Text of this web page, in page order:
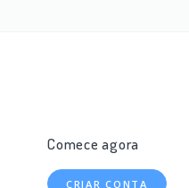
Comece agora
CRIAR CONTA